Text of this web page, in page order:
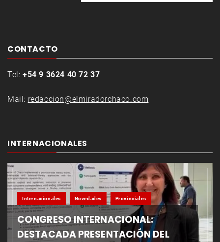
CONTACTO
Tel: +54 9 3624 40 72 37
Mail: redaccion@elmiradorchaco.com
INTERNACIONALES
Internacionales Novedades Provinciales
CONGRESO INTERNACIONAL:
DESTACADA PRESENTACIÓN DEL